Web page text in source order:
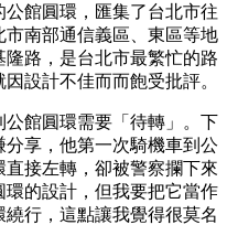
館圓環，匯集了台北市往
南部通信義區、東區等地
路，是台北市最繁忙的路
設計不佳而而飽受批評。
館圓環需要「待轉」。下
享，他第一次騎機車到公
接左轉，卻被警察攔下來
的設計，但我要把它當作
行，這點讓我覺得很莫名